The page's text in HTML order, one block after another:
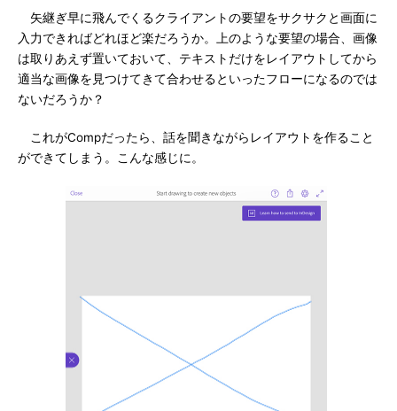
矢継ぎ早に飛んでくるクライアントの要望をサクサクと画面に
入力できればどれほど楽だろうか。上のような要望の場合、画像
は取りあえず置いておいて、テキストだけをレイアウトしてから
適当な画像を見つけてきて合わせるといったフローになるのでは
ないだろうか？
これがCompだったら、話を聞きながらレイアウトを作ること
ができてしまう。こんな感じに。